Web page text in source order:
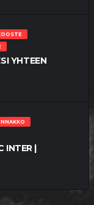
YHTEEN
INTER |